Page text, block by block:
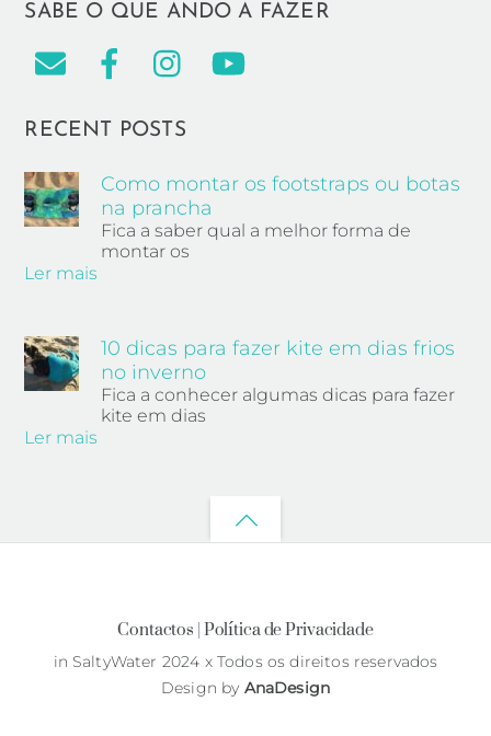
SABE O QUE ANDO A FAZER
RECENT POSTS
Como montar os footstraps ou botas
na prancha
Fica a saber qual a melhor forma de
montar os
Ler mais
10 dicas para fazer kite em dias frios
no inverno
Fica a conhecer algumas dicas para fazer
kite em dias
Ler mais
Back
Contactos |Política de Privacidade
in SaltyWater 2024 x Todos os direitos reservados
Design by AnaDesign